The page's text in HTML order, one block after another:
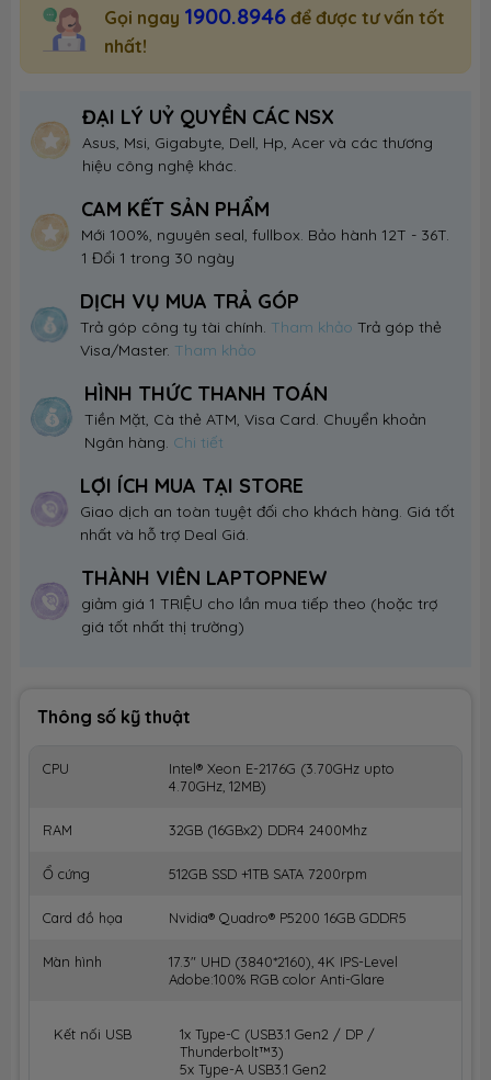
Gọi ngay 1900.8946 để được tư vấn tốt
nhất!
ĐẠI LÝ UỶ QUYỀN CÁC NSX
Asus, Msi, Gigabyte, Dell, Hp, Acer và các thương
hiệu công nghệ khác.
CAM KẾT SẢN PHẨM
Mới 100%, nguyên seal, fullbox. Bảo hành 12T - 36T.
1 Đổi 1 trong 30 ngày
DỊCH VỤ MUA TRẢ GÓP
Trả góp công ty tài chính. Tham khảoTrả góp thẻ
Visa/Master. Tham khảo
HÌNH THỨC THANH TOÁN
Tiền Mặt, Cà thẻ ATM, Visa Card. Chuyển khoản
Ngân hàng. Chi tiết
LỢI ÍCH MUA TẠI STORE
Giao dịch an toàn tuyệt đối cho khách hàng. Giá tốt
nhất và hỗ trợ Deal Giá.
THÀNH VIÊN LAPTOPNEW
giảm giá 1 TRIỆU cho lần mua tiếp theo (hoặc trợ
giá tốt nhất thị trường)
Thông số kỹ thuật
CPU
Intel® Xeon E-2176G (3.70GHz upto
4.70GHz, 12MB)
RAM 32GB (16GBx2) DDR4 2400Mhz
Ổ cứng 512GB SSD +1TB SATA 7200rpm
Card đồ họa Nvidia® Quadro® P5200 16GB GDDR5
Màn hình
17.3" UHD (3840*2160), 4K IPS-Level
Adobe:100% RGB color Anti-Glare
Kết nối USB
1x Type-C (USB3.1 Gen2 / DP /
Thunderbolt™3)
5x Type-A USB3.1 Gen2